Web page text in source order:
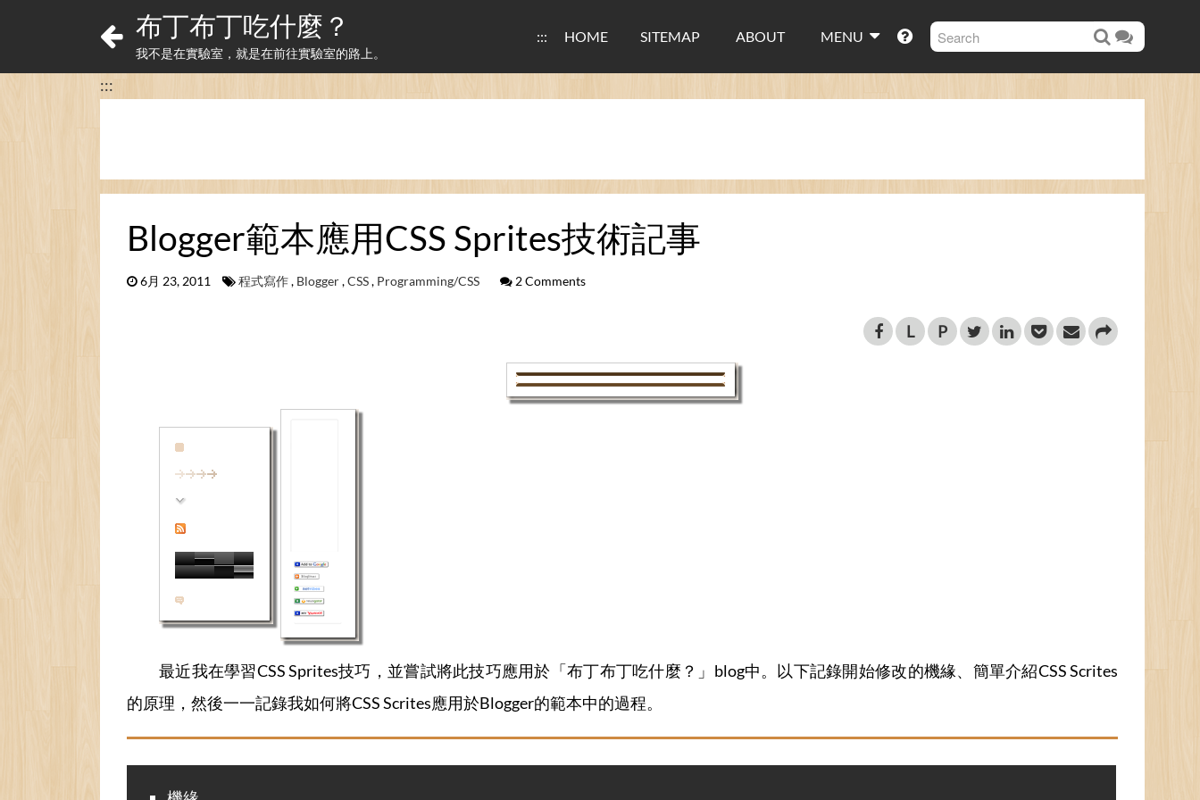
布丁布丁吃什麼？
我不是在實驗室，就是在前往實驗室的路上。
::: HOME SITEMAP ABOUT MENU
:::
Blogger範本應用CSS Sprites技術記事
6月 23, 2011 程式寫作, Blogger,CSS, Programming/CSS 2 Comments
L P
最近我在學習CSS Sprites技巧，並嘗試將此技巧應用於「布丁布丁吃什麼？」blog中。以下記錄開始修改的機緣、簡單介紹CSS Scrites
的原理，然後一一記錄我如何將CSS Scrites應用於Blogger的範本中的過程。